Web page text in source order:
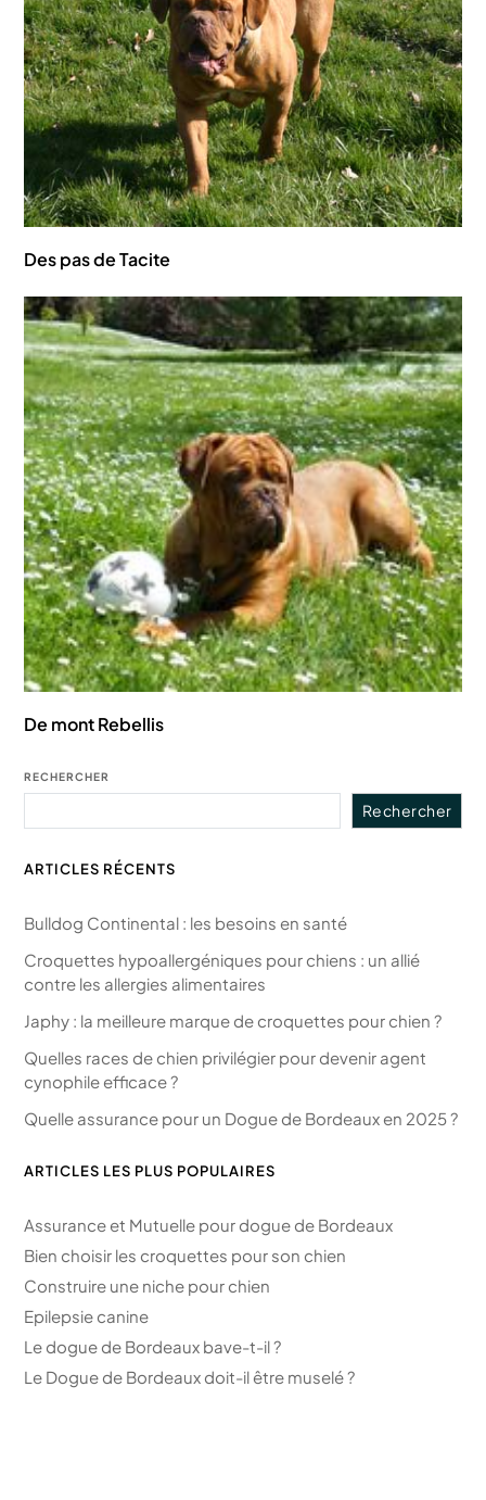
Des pas de Tacite
De mont Rebellis
RECHERCHER
Rechercher
ARTICLES RÉCENTS
Bulldog Continental : les besoins en santé
Croquettes hypoallergéniques pour chiens : un allié
contre les allergies alimentaires
Japhy : la meilleure marque de croquettes pour chien ?
Quelles races de chien privilégier pour devenir agent
cynophile efficace ?
Quelle assurance pour un Dogue de Bordeaux en 2025 ?
ARTICLES LES PLUS POPULAIRES
Assurance et Mutuelle pour dogue de Bordeaux
Bien choisir les croquettes pour son chien
Construire une niche pour chien
Epilepsie canine
Le dogue de Bordeaux bave-t-il ?
Le Dogue de Bordeaux doit-il être muselé ?